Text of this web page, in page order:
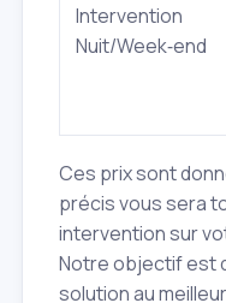
Intervention
Nuit/Week‑end
Ces prix sont
précis vous sera
intervention sur
Notre objectif est
solution au